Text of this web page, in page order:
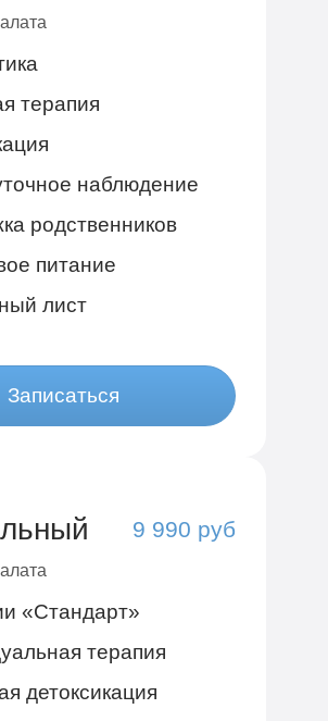
терапия
наблюдение
родственников
питание
лист
Записаться
9 990 руб
«Стандарт»
терапия
детоксикация